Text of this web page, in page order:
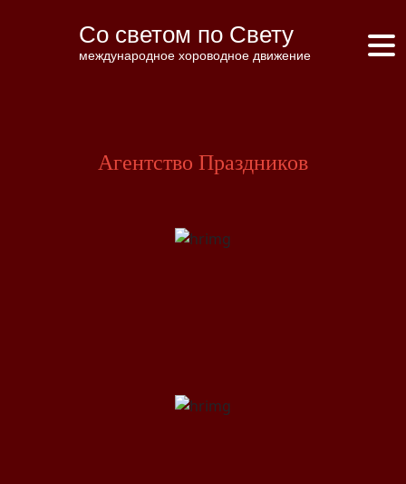
Со светом по Свету
международное хороводное движение
Агентство Праздников